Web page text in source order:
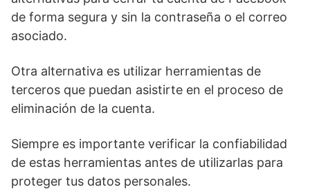
de forma segura y sin la contraseña​ o el correo
asociado.
Otra alternativa‌ es ⁢utilizar herramientas de
terceros que‌ puedan asistirte en el proceso de
eliminación de la cuenta.
Siempre es importante verificar la confiabilidad
de estas herramientas antes de ‍utilizarlas para
proteger tus datos personales.